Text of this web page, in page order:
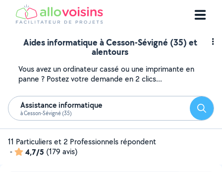
Aides informatique à Cesson-Sévigné (35) et
alentours
Vous avez un ordinateur cassé ou une imprimante en
panne ? Postez votre demande en 2 clics...
Assistance informatique
à Cesson-Sévigné (35)
11 Particuliers et 2 Professionnels répondent
-
4,7/5 (179 avis)